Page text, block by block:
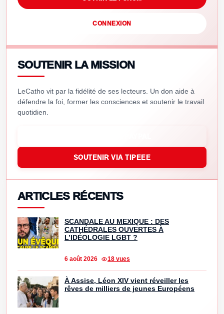
CONNEXION
SOUTENIR LA MISSION
LeCatho vit par la fidélité de ses lecteurs. Un don aide à
défendre la foi, former les consciences et soutenir le travail
quotidien.
SOUTENIR VIA TIPEEE
ARTICLES RÉCENTS
SCANDALE AU MEXIQUE : DES
CATHÉDRALES OUVERTES À
L’IDÉOLOGIE LGBT ?
6 août 2026 18 vues
À Assise, Léon XIV vient réveiller les
rêves de milliers de jeunes Européens